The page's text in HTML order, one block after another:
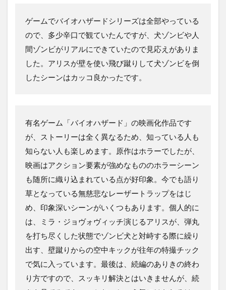
ゲームでバイオハザードシリーズは全部やっている
ので、多少辛口で観ていたんですが、犬ゾンビや人
間ゾンビがリアルにできていたので見応えがありま
した。アリスが壁を使い飛び蹴りして犬ゾンビを倒
したシーンはカッコ良かったです。
有名ゲーム「バイオハザード」の映画化作品です
が、ストーリーは全く異なるため、知っている人も
知らない人も楽しめます。原作はホラーでしたが、
映画はアクション要素が強めなもののホラーシーン
も随所に織り込まれている点が好印象。今でも語り
草となっている無慈悲なレーザートラップをはじ
め、印象深いシーンがいくつもあります。個人的に
は、ミラ・ジョヴォヴィッチ演じるアリスが、弾丸
を打ち尽くした状態でゾンビ犬と対峙する際に繰り
出す、壁蹴りからの空中キックが往年の特撮チック
で気に入っています。最後は、続編のありきの終わ
り方ですので、スッキリ解決とはいきませんが、続